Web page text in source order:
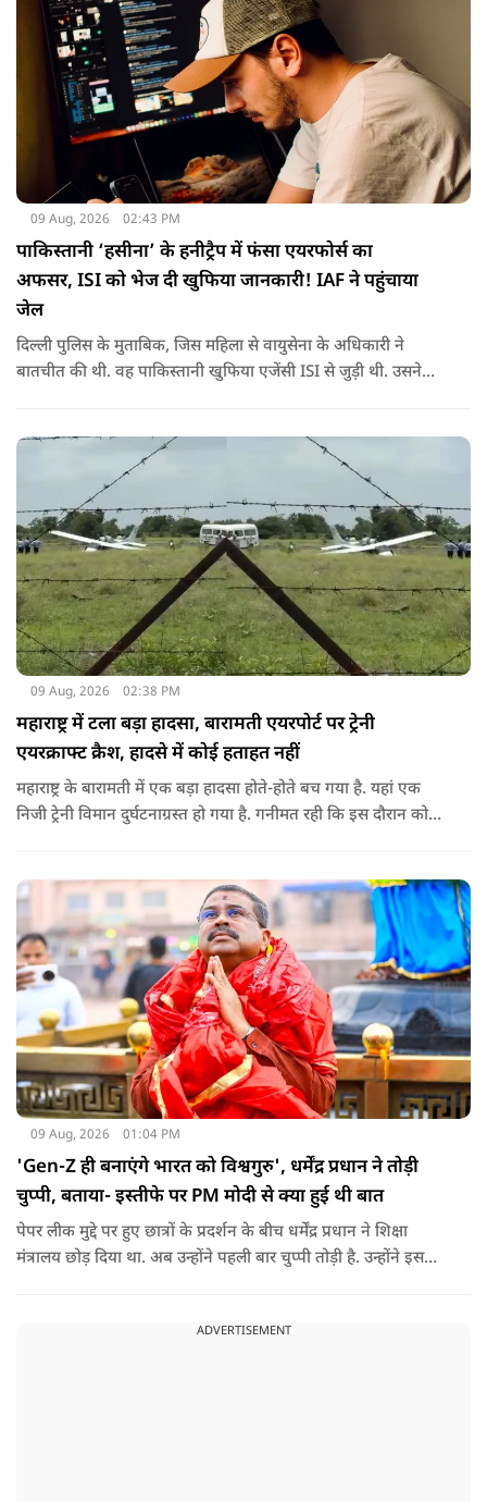
09 Aug, 2026 02:43 PM
पाकिस्तानी ‘हसीना’ के हनीट्रैप में फंसा एयरफोर्स का
अफसर, ISI को भेज दी खुफिया जानकारी! IAF ने पहुंचाया
जेल
दिल्ली पुलिस के मुताबिक, जिस महिला से वायुसेना के अधिकारी ने
बातचीत की थी. वह पाकिस्तानी खुफिया एजेंसी ISI से जुड़ी थी. उसने
09 Aug, 2026 02:38 PM
महाराष्ट्र में टला बड़ा हादसा, बारामती एयरपोर्ट पर ट्रेनी
एयरक्राफ्ट क्रैश, हादसे में कोई हताहत नहीं
महाराष्ट्र के बारामती में एक बड़ा हादसा होते-होते बच गया है. यहां एक
निजी ट्रेनी विमान दुर्घटनाग्रस्त हो गया है. गनीमत रही कि इस दौरान कोई
09 Aug, 2026 01:04 PM
'Gen-Z ही बनाएंगे भारत को विश्वगुरु', धर्मेंद्र प्रधान ने तोड़ी
चुप्पी, बताया- इस्तीफे पर PM मोदी से क्या हुई थी बात
पेपर लीक मुद्दे पर हुए छात्रों के प्रदर्शन के बीच धर्मेंद्र प्रधान ने शिक्षा
मंत्रालय छोड़ दिया था. अब उन्होंने पहली बार चुप्पी तोड़ी है. उन्होंने इस
ADVERTISEMENT